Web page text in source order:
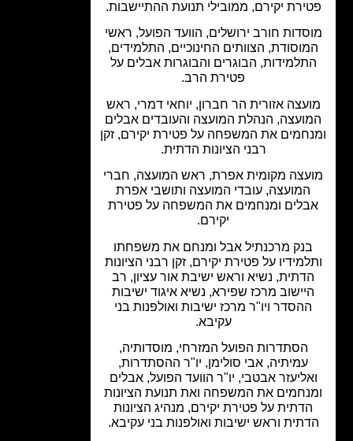
יקירם, ממובילי תנועת ההתיישבות.
חורב ירושלים, הוועד הפועל, ראשי
הצוותים החינוכיים, התלמידים,
הבוגרים והבוגרות אבלים על
פטירת הרב.
אזורית הר חברון, יוחאי דמרי, ראש
הנהלת המועצה והעובדים אבלים
את המשפחה על פטירת יקירם, זקן
רבני הציונות הדתית.
מקומית אפרת, ראש המועצה, חברי
המועצה, עובדי המועצה ותושבי אפרת
ומנחמים את המשפחה על פטירת
מרכנתיל אבל ומנחם את משפחתו
על פטירת יקירם, זקן רבני הציונות
נשיא וראש ישיבת אור עציון, רב
מרכז שפירא, נשיא איגוד ישיבות
ההסדר ויו"ר מרכז ישיבות ואולפנות בני
הסתדרות הפועל המזרחי, מוסדותיה,
עמיתיה, אבי סולימן, יו"ר ההסתדרות,
אבטבי, יו"ר הוועד הפועל, אבלים
את המשפחה ואת תנועת הציונות
על פטירת יקירם, מנהיג הציונות
וראש ישיבות ואולפנות בני עקיבא.